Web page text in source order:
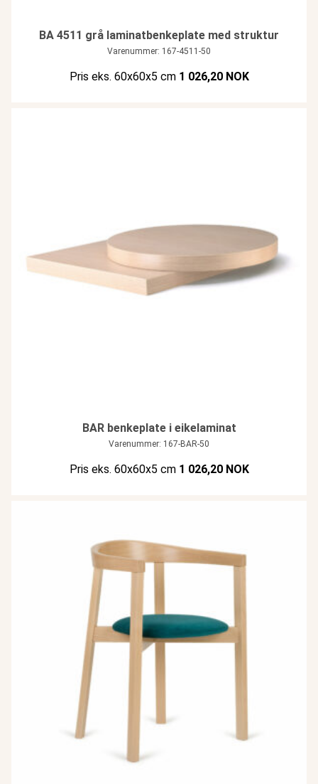
BA 4511 grå laminatbenkeplate med struktur
Varenummer: 167-4511-50
Pris eks. 60x60x5 cm 1 026,20 NOK
BAR benkeplate i eikelaminat
Varenummer: 167-BAR-50
Pris eks. 60x60x5 cm 1 026,20 NOK